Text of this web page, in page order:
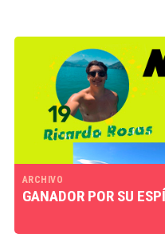
ARCHIVO
GANADOR POR SU